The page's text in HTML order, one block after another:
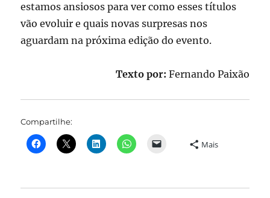
estamos ansiosos para ver como esses títulos
vão evoluir e quais novas surpresas nos
aguardam na próxima edição do evento.
Texto por: Fernando Paixão
Compartilhe:
Mais